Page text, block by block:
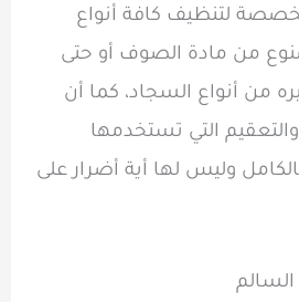
لتنظيف كافة أنواع
من مادة الصوف أو حتى
من أنواع السجاد، كما أن
التي تستخدمها
وليس لها أية أضرار على